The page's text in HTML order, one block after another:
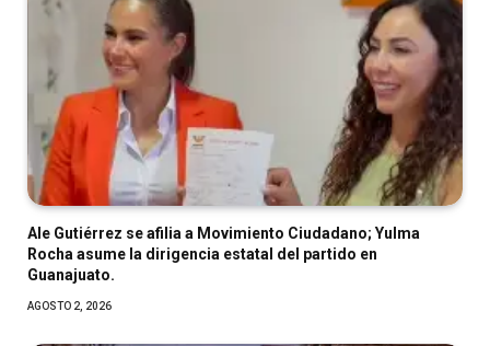
Ale Gutiérrez se afilia a Movimiento Ciudadano; Yulma
Rocha asume la dirigencia estatal del partido en
Guanajuato.
AGOSTO 2, 2026